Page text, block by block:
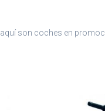
son coches en